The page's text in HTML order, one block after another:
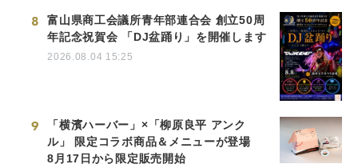
8
富山県商工会議所青年部連合会 創立50周
年記念祝賀会 「DJ盆踊り」を開催します
2026.08.04 15:25
9
「横濱ハーバー」×「柳原良平 アンク
ル」 限定コラボ商品＆メニューが登場
8月17日から限定販売開始